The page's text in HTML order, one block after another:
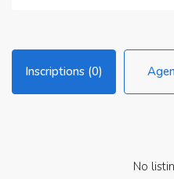
Inscriptions (0)
No